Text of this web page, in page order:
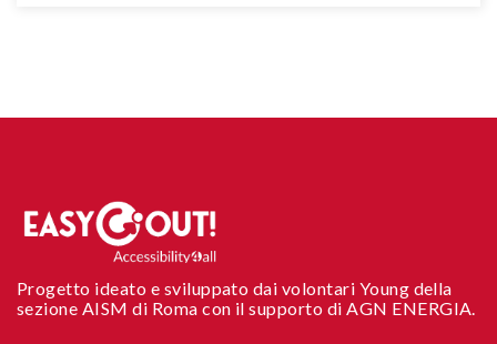
Progetto ideato e sviluppato dai volontari Young della
sezione AISM di Roma con il supporto di AGN ENERGIA.